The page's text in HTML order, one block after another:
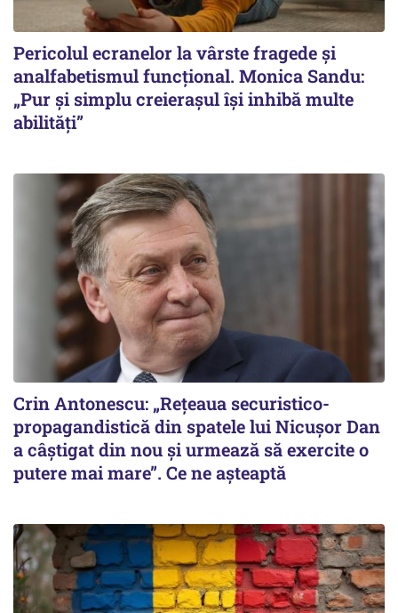
Pericolul ecranelor la vârste fragede și
analfabetismul funcțional. Monica Sandu:
„Pur și simplu creierașul își inhibă multe
abilități”
Crin Antonescu: „Rețeaua securistico-
propagandistică din spatele lui Nicușor Dan
a câștigat din nou și urmează să exercite o
putere mai mare”. Ce ne așteaptă